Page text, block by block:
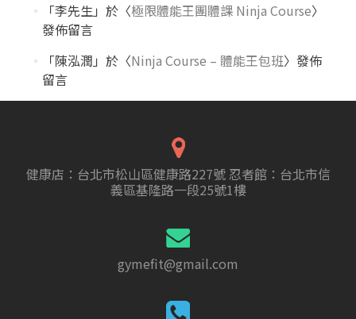
「李先生」於〈極限體能王團體課 Ninja Course〉
發佈留言
「陳泓潤 」於〈Ninja Course – 體能王包班〉發佈
留言
健康店：台北市松山區健康路227號 忍者館：台北市信
義區基隆路一段25號1樓
gymefit@gmail.com